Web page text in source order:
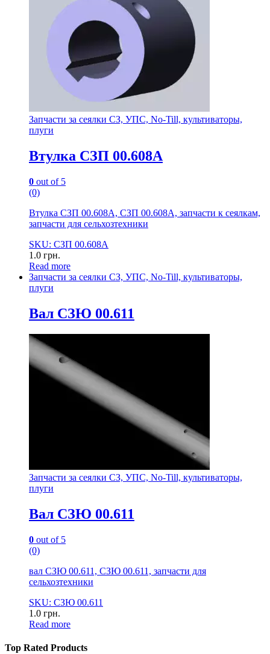
Запчасти за сеялки СЗ, УПС, No-Till, культиваторы,
плуги
Втулка СЗП 00.608А
0 out of 5
(0)
Втулка СЗП 00.608А, СЗП 00.608А, запчасти к сеялкам,
запчасти для сельхозтехники
SKU: СЗП 00.608А
1.0 грн.
Read more
Запчасти за сеялки СЗ, УПС, No-Till, культиваторы,
плуги
Вал СЗЮ 00.611
Запчасти за сеялки СЗ, УПС, No-Till, культиваторы,
плуги
Вал СЗЮ 00.611
0 out of 5
(0)
вал СЗЮ 00.611, СЗЮ 00.611, запчасти для
сельхозтехники
SKU: СЗЮ 00.611
1.0 грн.
Read more
Top Rated Products